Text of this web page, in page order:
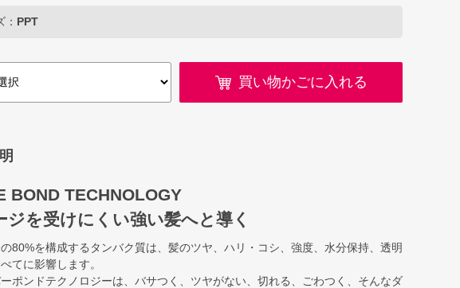
PPT
買い物かごに入れる
BOND TECHNOLOGY
ジを受けにくい強い髪へと導く
80%を構成するタンバク質は、髪のツヤ、ハリ・コシ、強度、水分保持、透明
てに影響します。
ポンドテクノロジーは、バサつく、ツヤがない、切れる、ごわつく、そんなダ